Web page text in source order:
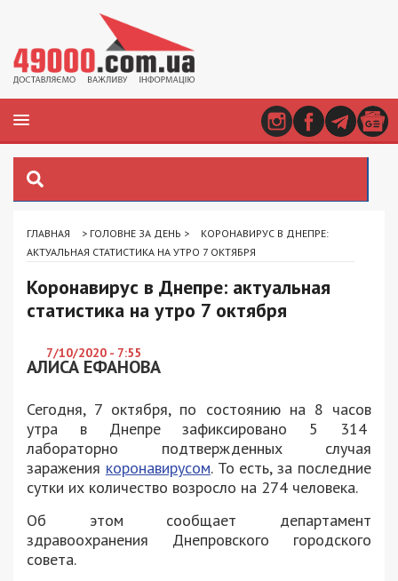
ГЛАВНАЯ > ГОЛОВНЕ ЗА ДЕНЬ >
КОРОНАВИРУС В ДНЕПРЕ:
АКТУАЛЬНАЯ СТАТИСТИКА НА УТРО 7 ОКТЯБРЯ
Коронавирус в Днепре: актуальная
статистика на утро 7 октября
7/10/2020 - 7:55
АЛИСА ЕФАНОВА
Сегодня, 7 октября, по состоянию на 8 часов
утра в Днепре зафиксировано 5 314
лабораторно подтвержденных случая
заражения коронавирусом. То есть, за последние
сутки их количество возросло на 274 человека.
Об этом сообщает департамент
здравоохранения Днепровского городского
совета.